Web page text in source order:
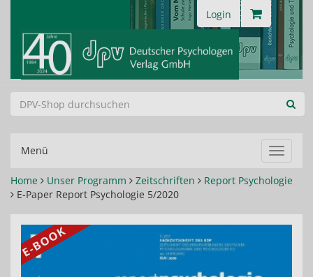
Login
Menü
ein-/
Home
Unser Programm Zeitschriften
Report Psychologie
E-Paper Report Psychologie 5/2020